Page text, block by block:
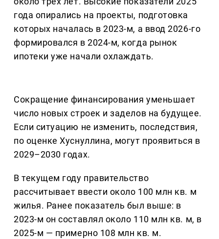
года опирались на проекты, подготовка
которых началась в 2023-м, а ввод 2026-го
формировался в 2024-м, когда рынок
ипотеки уже начали охлаждать.
Сокращение финансирования уменьшает
число новых строек и заделов на будущее.
Если ситуацию не изменить, последствия,
по оценке Хуснуллина, могут проявиться в
2029–2030 годах.
В текущем году правительство
рассчитывает ввести около 100 млн кв. м
жилья. Ранее показатель был выше: в
2023-м он составлял около 110 млн кв. м, в
2025-м — примерно 108 млн кв. м.